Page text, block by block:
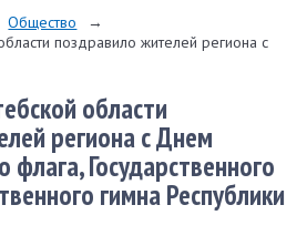
Общество
→
поздравило жителей региона с
области
региона с Днем
флага, Государственного
гимна Республики